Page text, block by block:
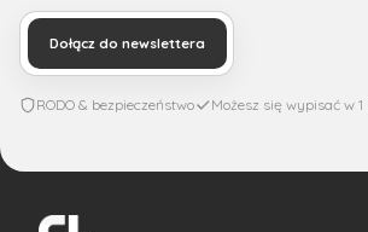
Dołącz do newslettera
RODO & bezpieczeństwo Możesz się wypisać w 1